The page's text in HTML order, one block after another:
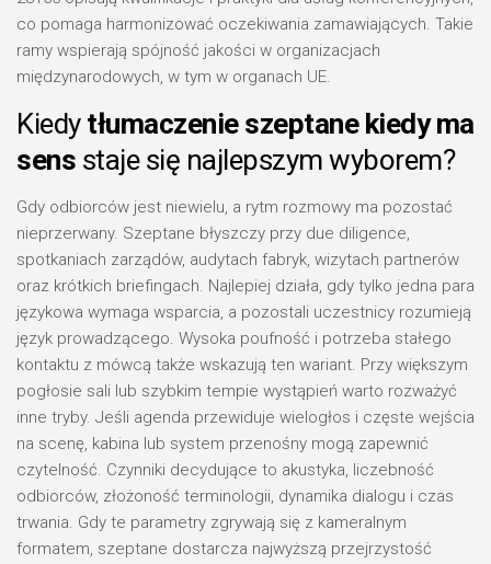
co pomaga harmonizować oczekiwania zamawiających. Takie
ramy wspierają spójność jakości w organizacjach
międzynarodowych, w tym w organach UE.
Kiedy tłumaczenie szeptane kiedy ma
sens staje się najlepszym wyborem?
Gdy odbiorców jest niewielu, a rytm rozmowy ma pozostać
nieprzerwany. Szeptane błyszczy przy due diligence,
spotkaniach zarządów, audytach fabryk, wizytach partnerów
oraz krótkich briefingach. Najlepiej działa, gdy tylko jedna para
językowa wymaga wsparcia, a pozostali uczestnicy rozumieją
język prowadzącego. Wysoka poufność i potrzeba stałego
kontaktu z mówcą także wskazują ten wariant. Przy większym
pogłosie sali lub szybkim tempie wystąpień warto rozważyć
inne tryby. Jeśli agenda przewiduje wielogłos i częste wejścia
na scenę, kabina lub system przenośny mogą zapewnić
czytelność. Czynniki decydujące to akustyka, liczebność
odbiorców, złożoność terminologii, dynamika dialogu i czas
trwania. Gdy te parametry zgrywają się z kameralnym
formatem, szeptane dostarcza najwyższą przejrzystość